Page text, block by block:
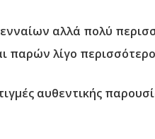
αλλά πολύ
παρών λίγο
αυθεντικής